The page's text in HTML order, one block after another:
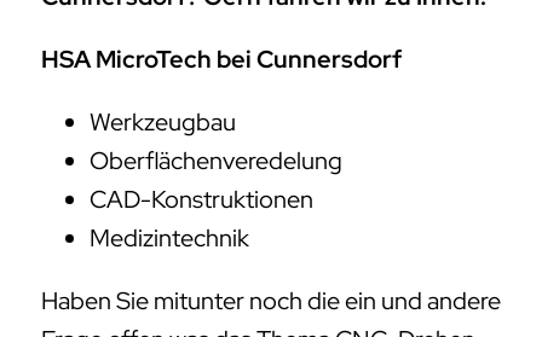
Frage offen was das Thema CNC-Drehen,
CNC-Fräsen im Raum Cunnersdorf angeht
und wünschen sich auch dazu den
perfekten Partner an Ihrer Seite? Wünschen
jemanden der sich auch auf diesem Wege